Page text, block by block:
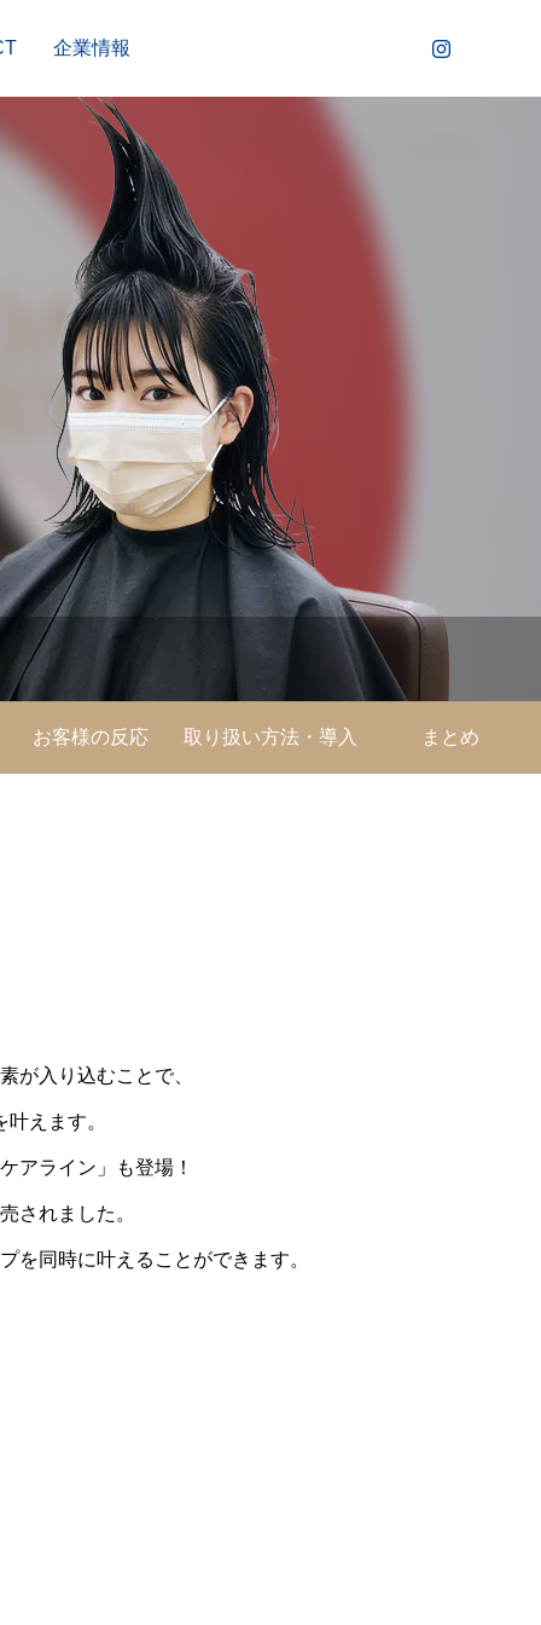
企業情報
COSME
コスメ
OTHERS
その他
お客様の反応 取り扱い方法・導入 まとめ
が入り込むことで、
えます。
アライン」も登場！
されました。
同時に叶えることができます。